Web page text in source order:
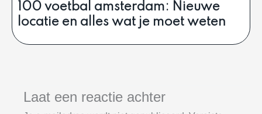
100 voetbal amsterdam: Nieuwe
locatie en alles wat je moet weten
Laat een reactie achter